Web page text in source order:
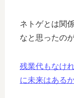
ネトゲとは関
なと思ったの
残業代もなけ
に未来はある